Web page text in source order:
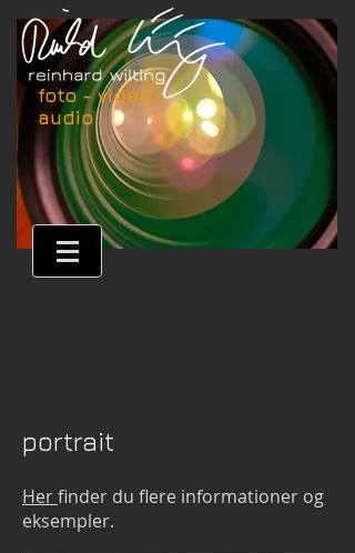
foto - video -
audio
portrait
Herfinder du flere informationer og
eksempler.